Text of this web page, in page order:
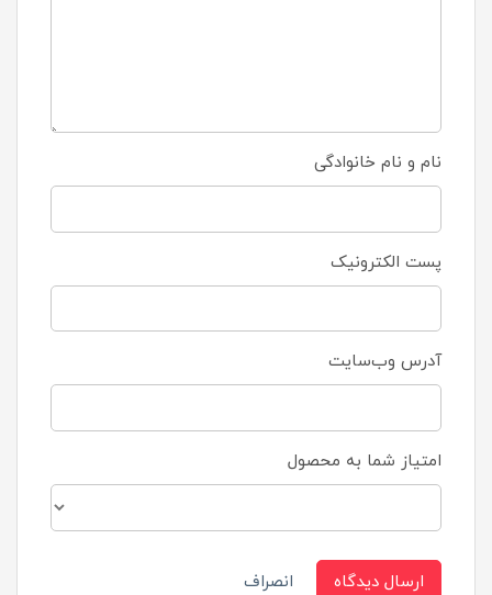
نام و نام خانوادگی
پست الکترونیک
آدرس وب‌سایت
امتیاز شما به محصول
ارسال دیدگاه انصراف